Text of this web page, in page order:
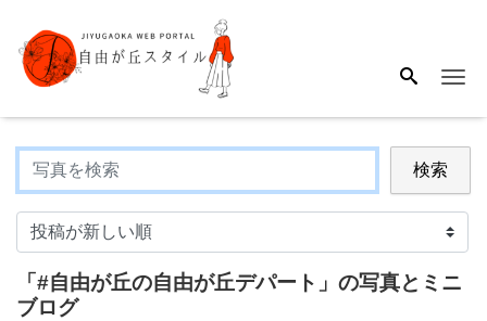
検索
「#自由が丘の自由が丘デパート」 の写真とミニ
ブログ